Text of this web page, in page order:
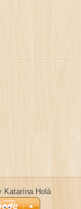
Katarína Holá